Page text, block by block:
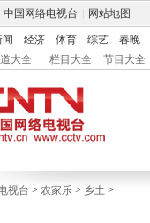
中国网络电视台 网站地图
经济 体育 综艺 春晚
大全 栏目大全 节目大全
视台 > 农家乐 > 乡土 >